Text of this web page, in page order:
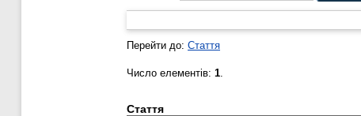
Перейти до: Стаття
Число елементів: 1.
Стаття